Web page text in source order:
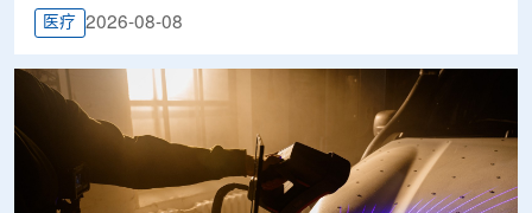
医疗 2026-08-08